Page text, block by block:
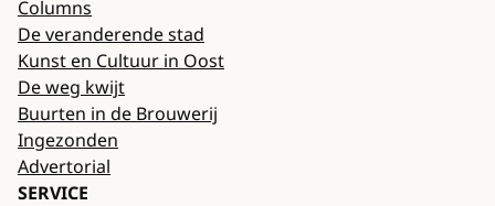
Columns
De veranderende stad
Kunst en Cultuur in Oost
De weg kwijt
Buurten in de Brouwerij
Ingezonden
Advertorial
SERVICE